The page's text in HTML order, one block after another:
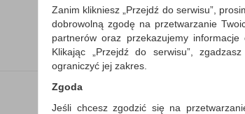
Zanim klikniesz „Przejdź do serwisu”,
dobrowolną zgodę na przetwarzanie
partnerów oraz przekazujemy
Klikając „Przejdź do serwisu”,
ograniczyć jej zakres.
Zgoda
Jeśli chcesz zgodzić się na